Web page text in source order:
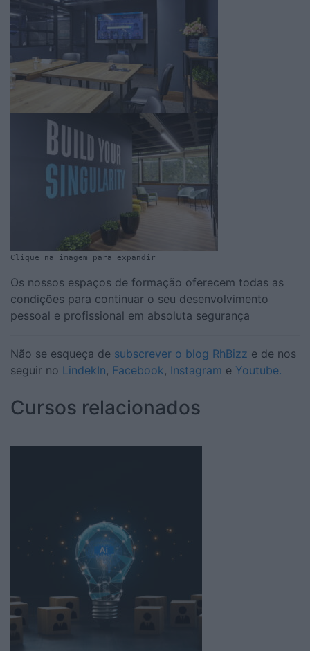
Clique na imagem para expandir
Os nossos espaços de formação oferecem todas as
condições para continuar o seu desenvolvimento
pessoal e profissional em absoluta segurança
Não se esqueça de subscrever o blog RhBizz e de nos
seguir no LindekIn, Facebook, Instagram e Youtube.
Cursos relacionados